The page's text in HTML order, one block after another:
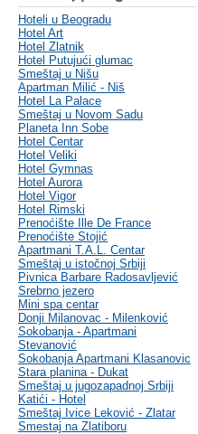
Hoteli u Beogradu
Hotel Art
Hotel Zlatnik
Hotel Putujući glumac
Smeštaj u Nišu
Apartman Milić - Niš
Hotel La Palace
Smeštaj u Novom Sadu
Planeta Inn Sobe
Hotel Centar
Hotel Veliki
Hotel Gymnas
Hotel Aurora
Hotel Vigor
Hotel Rimski
Prenoćište Ille De France
Prenoćište Stojić
Apartmani T.A.L. Centar
Smeštaj u istočnoj Srbiji
Pivnica Barbare Radosavljević
Srebrno jezero
Mini spa centar
Donji Milanovac - Milenković
Sokobanja - Apartmani
Stevanović
Sokobanja Apartmani Klasanovic
Stara planina - Dukat
Smeštaj u jugozapadnoj Srbiji
Katići - Hotel
Smeštaj Ivice Leković - Zlatar
Smestaj na Zlatiboru